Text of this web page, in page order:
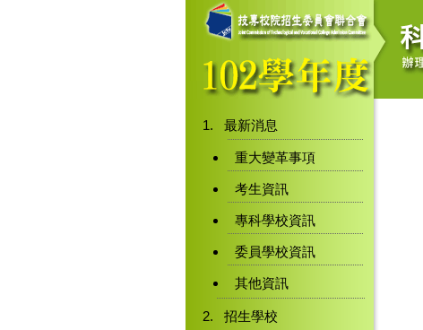
最新消息
重大變革事項
考生資訊
專科學校資訊
委員學校資訊
其他資訊
招生學校